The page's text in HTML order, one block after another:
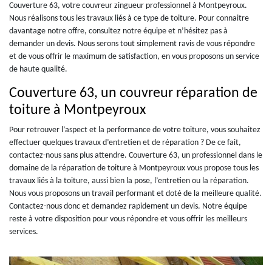
Couverture 63, votre couvreur zingueur professionnel à Montpeyroux.
Nous réalisons tous les travaux liés à ce type de toiture. Pour connaitre
davantage notre offre, consultez notre équipe et n’hésitez pas à
demander un devis. Nous serons tout simplement ravis de vous répondre
et de vous offrir le maximum de satisfaction, en vous proposons un service
de haute qualité.
Couverture 63, un couvreur réparation de
toiture à Montpeyroux
Pour retrouver l’aspect et la performance de votre toiture, vous souhaitez
effectuer quelques travaux d’entretien et de réparation ? De ce fait,
contactez-nous sans plus attendre. Couverture 63, un professionnel dans le
domaine de la réparation de toiture à Montpeyroux vous propose tous les
travaux liés à la toiture, aussi bien la pose, l’entretien ou la réparation.
Nous vous proposons un travail performant et doté de la meilleure qualité.
Contactez-nous donc et demandez rapidement un devis. Notre équipe
reste à votre disposition pour vous répondre et vous offrir les meilleurs
services.